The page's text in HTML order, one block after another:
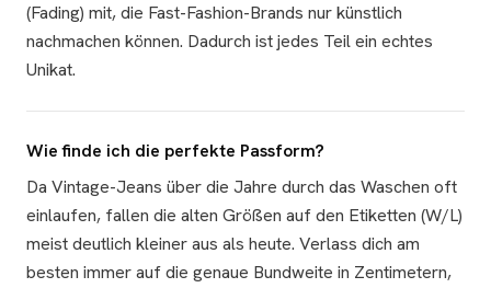
(Fading) mit, die Fast-Fashion-Brands nur künstlich
nachmachen können. Dadurch ist jedes Teil ein echtes
Unikat.
Wie finde ich die perfekte Passform?
Da Vintage-Jeans über die Jahre durch das Waschen oft
einlaufen, fallen die alten Größen auf den Etiketten (W/L)
meist deutlich kleiner aus als heute. Verlass dich am
besten immer auf die genaue Bundweite in Zentimetern,